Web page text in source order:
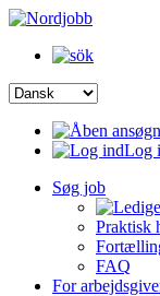
Log
Søg job
Praktisk
FAQ
For